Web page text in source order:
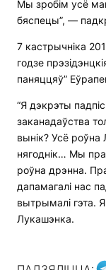
Мы зробім усё
бяспецы”, —
7 кастрычніка
годзе
паняццяў”
“Я дэкрэты
заканадаўства
вынік? Усё
нягоднік… Мы
роўна дрэнна.
дапамагалі нас
вытрымалі гэта.
Лукашэнка.